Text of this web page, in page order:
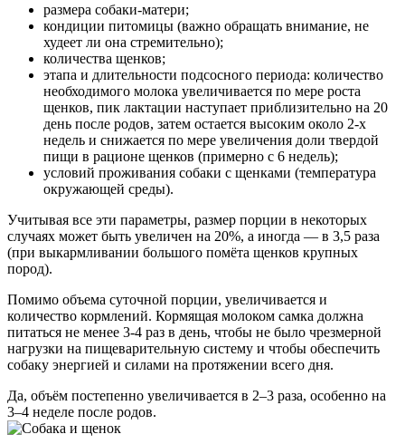
размера собаки-матери;
кондиции питомицы (важно обращать внимание, не
худеет ли она стремительно);
количества щенков;
этапа и длительности подсосного периода: количество
необходимого молока увеличивается по мере роста
щенков, пик лактации наступает приблизительно на 20
день после родов, затем остается высоким около 2-х
недель и снижается по мере увеличения доли твердой
пищи в рационе щенков (примерно с 6 недель);
условий проживания собаки с щенками (температура
окружающей среды).
Учитывая все эти параметры, размер порции в некоторых
случаях может быть увеличен на 20%, а иногда — в 3,5 раза
(при выкармливании большого помёта щенков крупных
пород).
Помимо объема суточной порции, увеличивается и
количество кормлений. Кормящая молоком самка должна
питаться не менее 3-4 раз в день, чтобы не было чрезмерной
нагрузки на пищеварительную систему и чтобы обеспечить
собаку энергией и силами на протяжении всего дня.
Да, объём постепенно увеличивается в 2–3 раза, особенно на
3–4 неделе после родов.